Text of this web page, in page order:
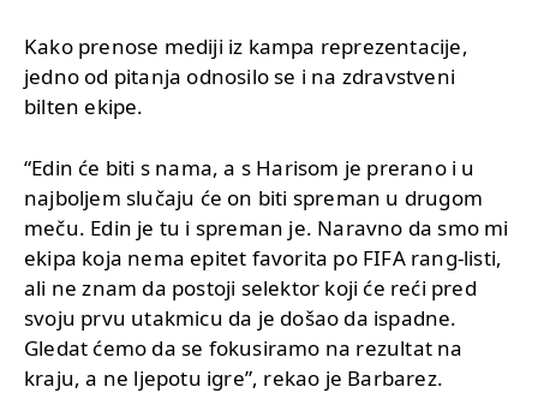
Kako prenose mediji iz kampa reprezentacije,
jedno od pitanja odnosilo se i na zdravstveni
bilten ekipe.
“Edin će biti s nama, a s Harisom je prerano i u
najboljem slučaju će on biti spreman u drugom
meču. Edin je tu i spreman je. Naravno da smo mi
ekipa koja nema epitet favorita po FIFA rang-listi,
ali ne znam da postoji selektor koji će reći pred
svoju prvu utakmicu da je došao da ispadne.
Gledat ćemo da se fokusiramo na rezultat na
kraju, a ne ljepotu igre”, rekao je Barbarez.